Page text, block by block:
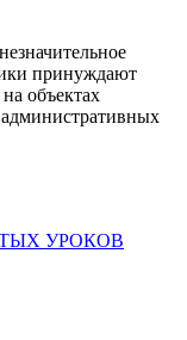
принуждают
объектах
УРОКОВ